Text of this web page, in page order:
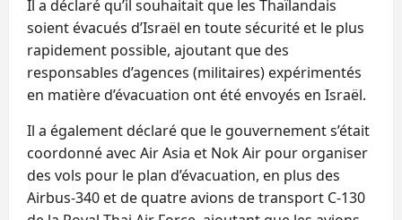
Il a déclaré qu’il souhaitait que les Thaïlandais
soient évacués d’Israël en toute sécurité et le plus
rapidement possible, ajoutant que des
responsables d’agences (militaires) expérimentés
en matière d’évacuation ont été envoyés en Israël.
Il a également déclaré que le gouvernement s’était
coordonné avec Air Asia et Nok Air pour organiser
des vols pour le plan d’évacuation, en plus des
Airbus-340 et de quatre avions de transport C-130